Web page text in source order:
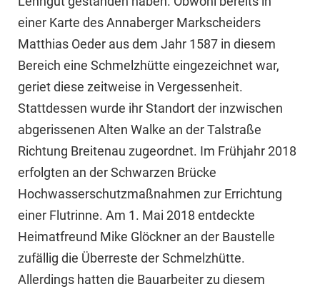
einer Karte des Annaberger Markscheiders
Matthias Oeder aus dem Jahr 1587 in diesem
Bereich eine Schmelzhütte eingezeichnet war,
geriet diese zeitweise in Vergessenheit.
Stattdessen wurde ihr Standort der inzwischen
abgerissenen Alten Walke an der Talstraße
Richtung Breitenau zugeordnet. Im Frühjahr 2018
erfolgten an der Schwarzen Brücke
Hochwasserschutzmaßnahmen zur Errichtung
einer Flutrinne. Am 1. Mai 2018 entdeckte
Heimatfreund Mike Glöckner an der Baustelle
zufällig die Überreste der Schmelzhütte.
Allerdings hatten die Bauarbeiter zu diesem